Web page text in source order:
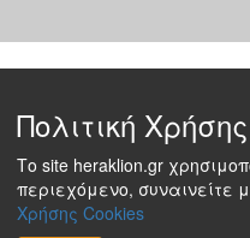
Πολιτική
Το site heraklion.gr
περιεχόμενο, συναινείτε
Χρήσης Cookies